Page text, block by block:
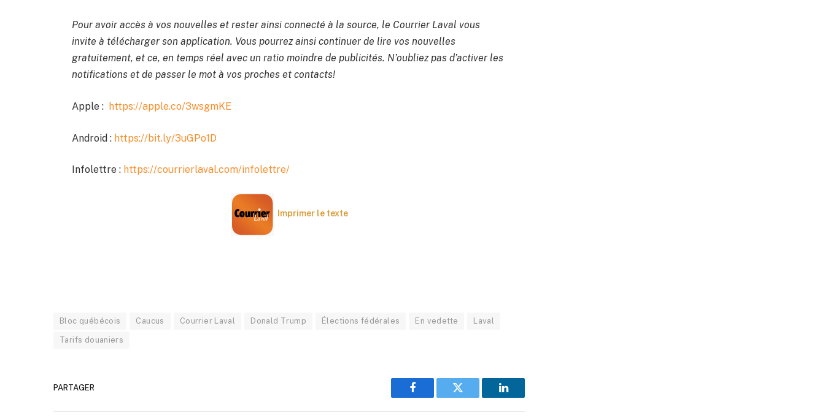
Pour avoir accès à vos nouvelles et rester ainsi connecté à la source, le Courrier Laval vous
invite à télécharger son application. Vous pourrez ainsi continuer de lire vos nouvelles
gratuitement, et ce, en temps réel avec un ratio moindre de publicités. N’oubliez pas d’activer les
notifications et de passer le mot à vos proches et contacts!
Apple : https://apple.co/3wsgmKE
Android : https://bit.ly/3uGPo1D
Infolettre : https://courrierlaval.com/infolettre/
Imprimer le texte
Bloc québécois Caucus Courrier Laval Donald Trump Élections fédérales En vedette Laval
Tarifs douaniers
PARTAGER
Facebook Twitter LinkedIn